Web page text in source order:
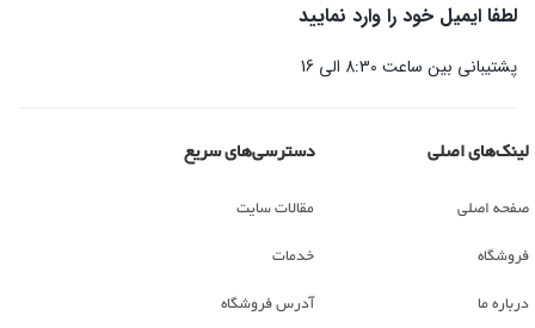
لطفا ایمیل خود را وارد نمایید
پشتیبانی بین ساعت 8:30 الی 16
لینک‌های اصلی
صفحه اصلی
فروشگاه
درباره ما
دسترسی‌های سریع
مقالات سایت
خدمات
آدرس فروشگاه